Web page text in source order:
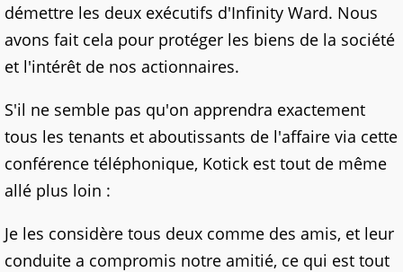
démettre les deux exécutifs d'Infinity Ward. Nous
avons fait cela pour protéger les biens de la société
et l'intérêt de nos actionnaires.
S'il ne semble pas qu'on apprendra exactement
tous les tenants et aboutissants de l'affaire via cette
conférence téléphonique, Kotick est tout de même
allé plus loin :
Je les considère tous deux comme des amis, et leur
conduite a compromis notre amitié, ce qui est tout